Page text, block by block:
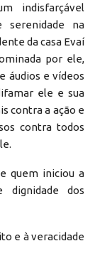
indisfarçável
serenidade na
da casa Evaí
por ele,
áudios e vídeos
ele e sua
contra a ação e
contra todos
quem iniciou a
dos
e à veracidade